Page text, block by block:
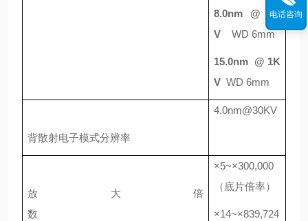
8.0nm @ 3K
VWD 6mm
15.0nm @ 1K
VWD 6mm
背散射电子模式分辨率
4.0nm@30KV
放大倍
数
×5~×300,000
（底片倍率）
×14~×839,724
电话咨询